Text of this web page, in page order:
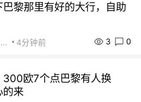
黎那里有好的大行，自助
街友31924072 4分钟前 3 0
300欧7个点巴黎有人换
的来